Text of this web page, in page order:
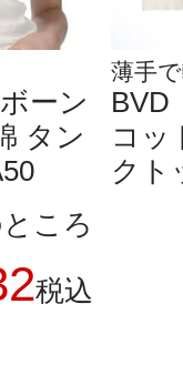
ーン
タン
ころ
税込
薄手
BVD
コッ
クト